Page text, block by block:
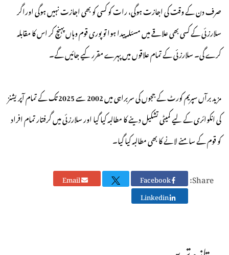
صرف دن کے وقت کی اجازت ہوگی، رات کو کسی کو بھی اجازت نہیں ہوگی اوراگر
سلارزئی کے کسی بھی علاقے میں مسئلہ پیدا ہوا تو پوری قوم وہاں پہنچ کر اس کا مقابلہ
کرے گی۔ سلارزئی کے تمام علاقوں میں پہرے مقرر کیے جائیں گے۔
مزید برآں سپریم کورٹ کے ججوں کی سربراہی میں 2002 سے 2025 تک کے تمام آپریشنز
کی انکوائری کے لیے کمیٹی تشکیل دینے کا مطالبہ کیا گیا اور سلارزئی میں گرفتار تمام افراد
کو قوم کے سامنے لانے کا بھی مطالبہ کیا گیا۔
Share:
Email
Linkedin